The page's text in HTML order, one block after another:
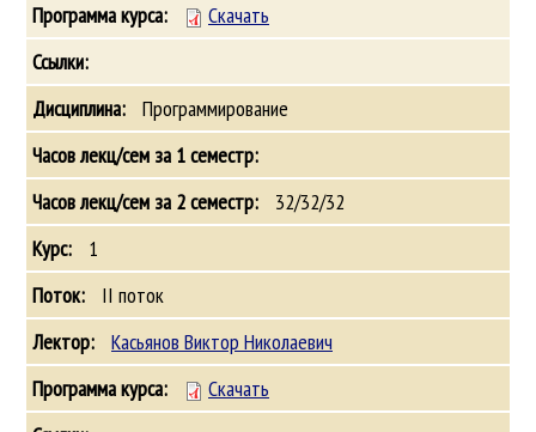
Скачать
Программирование
32/32/32
1
II поток
Касьянов Виктор Николаевич
Скачать